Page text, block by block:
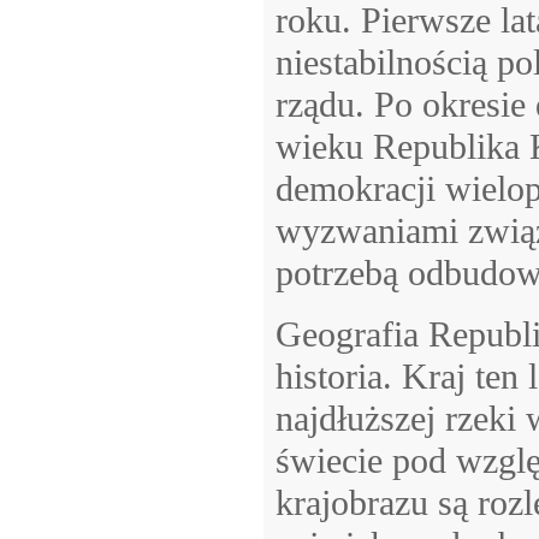
roku. Pierwsze
niestabilnością
rządu. Po
wieku Republika
demokracji
wyzwaniami
potrzebą
Geografia
historia. Kraj ten
najdłuższej
świecie pod
krajobrazu są